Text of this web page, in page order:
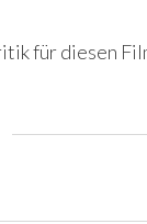
für diesen